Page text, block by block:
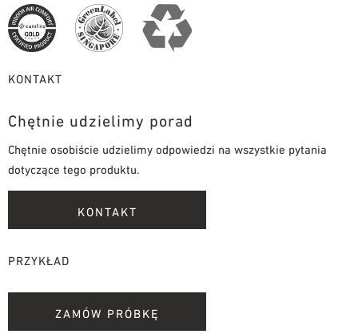
KONTAKT
Chętnie udzielimy porad
Chętnie osobiście udzielimy odpowiedzi na wszystkie pytania
dotyczące tego produktu.
KONTAKT
PRZYKŁAD
ZAMÓW PRÓBKĘ